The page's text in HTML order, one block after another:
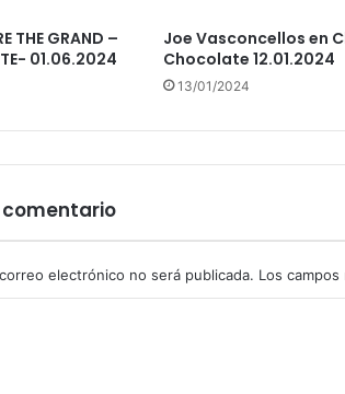
THE GRAND –
01.06.2024
Joe Vasconcellos en
Chocolate 12.01.2024
13/01/2024
electrónico no será publicada. Los